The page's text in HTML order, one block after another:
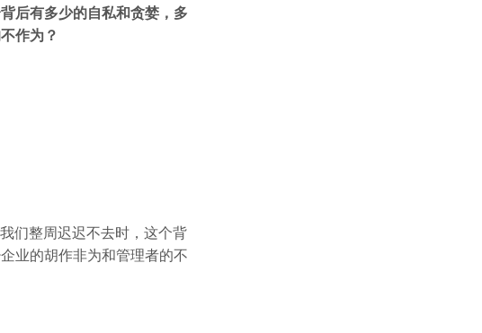
后有多少的自私和贪婪，多
作为？
们整周迟迟不去时，这个背
业的胡作非为和管理者的不